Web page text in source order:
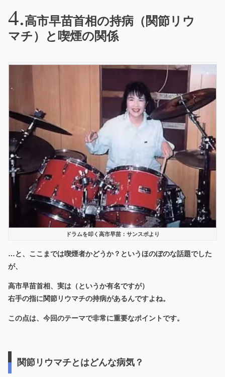
高市早苗首相の持病（関節リウ
マチ）と喫煙の関係
ドラムを叩く高市早苗：サンスポより
…と、ここまでは喫煙者かどうか？というほのぼのな話題でした
が、
高市早苗首相、実は（というか有名ですが）
右手の指に関節リウマチの持病があるんですよね。
この点は、今回のテーマで非常に重要なポイントです。
関節リウマチとはどんな病気？